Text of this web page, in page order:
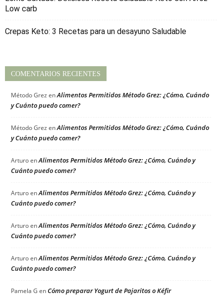
Low carb
Crepas Keto: 3 Recetas para un desayuno Saludable
COMENTARIOS RECIENTES
Método Grez enAlimentos Permitidos Método Grez: ¿Cómo, Cuándo
y Cuánto puedo comer?
Método Grez enAlimentos Permitidos Método Grez: ¿Cómo, Cuándo
y Cuánto puedo comer?
ArturoenAlimentos Permitidos Método Grez: ¿Cómo, Cuándo y
Cuánto puedo comer?
ArturoenAlimentos Permitidos Método Grez: ¿Cómo, Cuándo y
Cuánto puedo comer?
ArturoenAlimentos Permitidos Método Grez: ¿Cómo, Cuándo y
Cuánto puedo comer?
ArturoenAlimentos Permitidos Método Grez: ¿Cómo, Cuándo y
Cuánto puedo comer?
Pamela G enCómo preparar Yogurt de Pajaritos o Kéfir